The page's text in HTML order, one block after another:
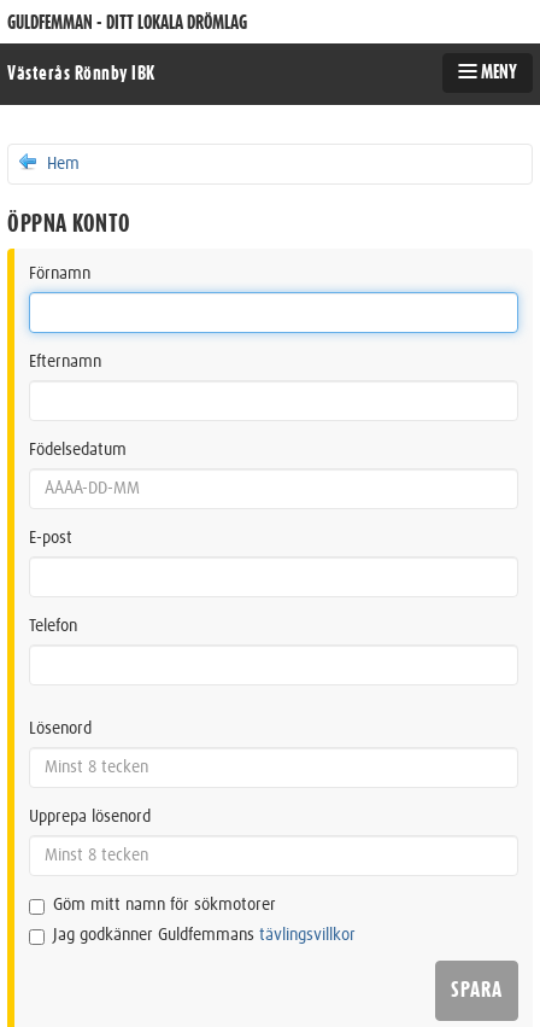
GULDFEMMAN - DITT LOKALA DRÖMLAG
Västerås Rönnby IBK MENY
Hem
ÖPPNA KONTO
Förnamn
Efternamn
Födelsedatum
E-post
Telefon
Lösenord
Upprepa lösenord
Göm mitt namn för sökmotorer
Jag godkänner Guldfemmans tävlingsvillkor